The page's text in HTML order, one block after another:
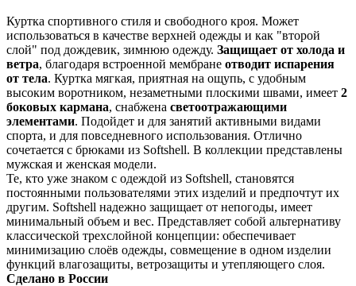
Куртка спортивного стиля и свободного кроя. Может
использоваться в качестве верхней одежды и как "второй
слой" под дождевик, зимнюю одежду. Защищает от холода и
ветра, благодаря встроенной мембране отводит испарения
от тела. Куртка мягкая, приятная на ощупь, с удобным
высоким воротником, незаметными плоскими швами, имеет 2
боковых кармана, снабжена светоотражающими
элементами. Подойдет и для занятий активными видами
спорта, и для повседневного использования. Отлично
сочетается с брюками из Softshell. В коллекции представлены
мужская и женская модели.
Те, кто уже знаком с одеждой из Softshell, становятся
постоянными пользователями этих изделий и предпочтут их
другим. Softshell надежно защищает от непогоды, имеет
минимальный объем и вес. Представляет собой альтернативу
классической трехслойной концепции: обеспечивает
минимизацию слоёв одежды, совмещение в одном изделии
функций влагозащиты, ветрозащиты и утепляющего слоя.
Сделано в России